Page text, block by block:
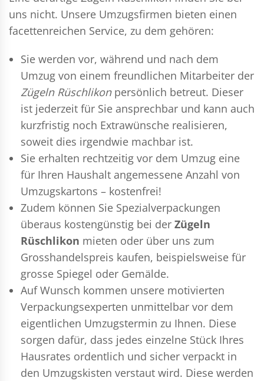
uns nicht. Unsere Umzugsfirmen bieten einen
facettenreichen Service, zu dem gehören:
Sie werden vor, während und nach dem
Umzug von einem freundlichen Mitarbeiter der
Zügeln Rüschlikonpersönlich betreut. Dieser
ist jederzeit für Sie ansprechbar und kann auch
kurzfristig noch Extrawünsche realisieren,
soweit dies irgendwie machbar ist.
Sie erhalten rechtzeitig vor dem Umzug eine
für Ihren Haushalt angemessene Anzahl von
Umzugskartons – kostenfrei!
Zudem können Sie Spezialverpackungen
überaus kostengünstig bei der Zügeln
Rüschlikon mieten oder über uns zum
Grosshandelspreis kaufen, beispielsweise für
grosse Spiegel oder Gemälde.
Auf Wunsch kommen unsere motivierten
Verpackungsexperten unmittelbar vor dem
eigentlichen Umzugstermin zu Ihnen. Diese
sorgen dafür, dass jedes einzelne Stück Ihres
Hausrates ordentlich und sicher verpackt in
den Umzugskisten verstaut wird. Diese werden